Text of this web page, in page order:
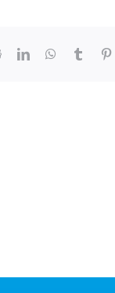
RedditLinkedInWhatsApp
Tumblr